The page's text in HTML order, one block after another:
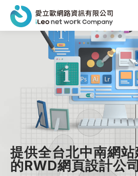
提供全台北中南網
的RWD網頁設計公
設計報價洽詢
小姐
電話※
設計案例
方案
與費用兼顧的首選